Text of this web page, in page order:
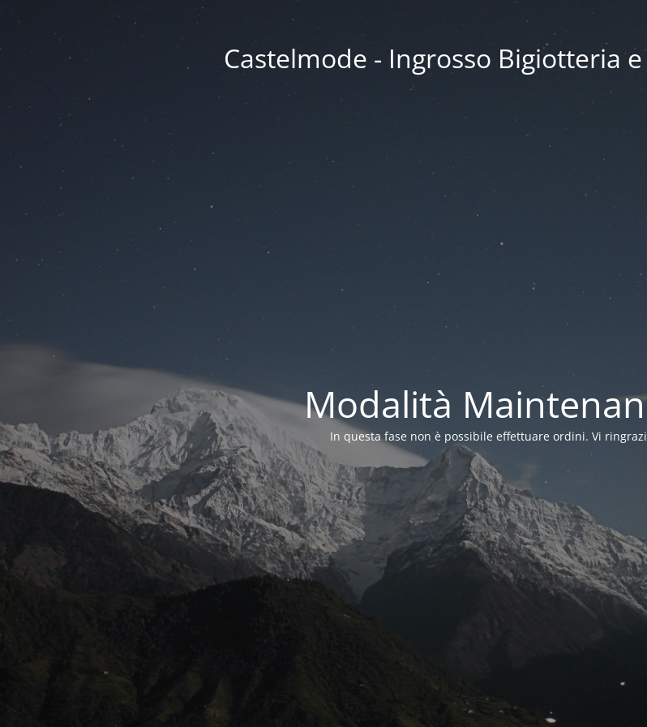
Castelmode - Ingrosso Bigiotteria
Modalità
In questa fase non è possibile effettuare ordini. Vi